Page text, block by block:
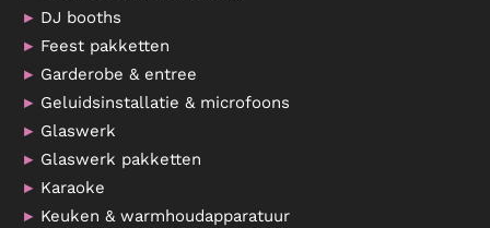
DJ booths
Feest pakketten
Garderobe & entree
Geluidsinstallatie & microfoons
Glaswerk
Glaswerk pakketten
Karaoke
Keuken & warmhoudapparatuur